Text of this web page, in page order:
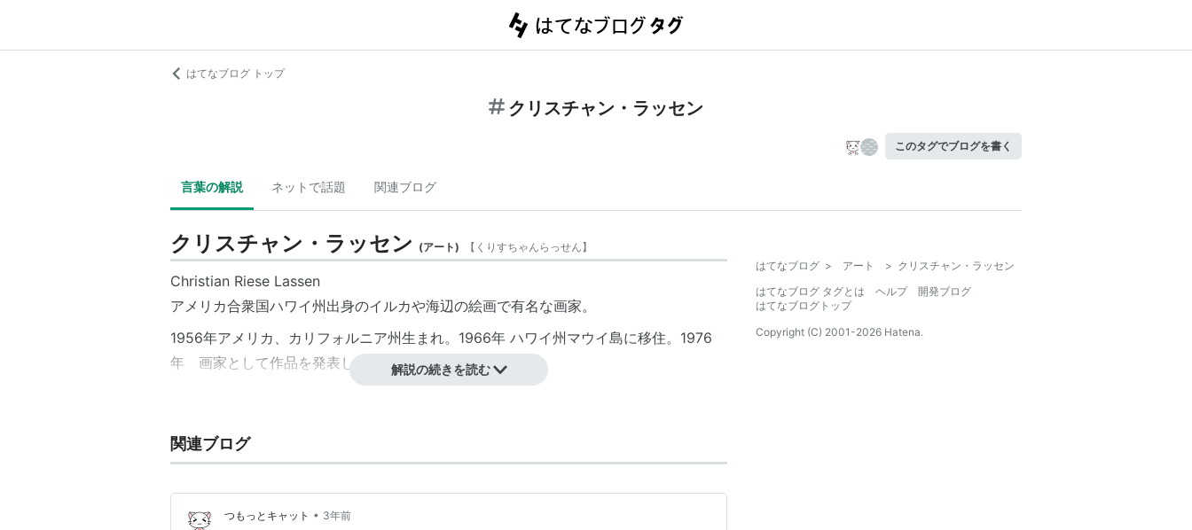
はてなブログ トップ
クリスチャン・ラッセン
このタグでブログを書く
言葉の解説 ネットで話題 関連ブログ
クリスチャン・ラッセン (アート) 【 くりすちゃんらっせん】
Christian Riese Lassen
アメリカ合衆国ハワイ州 出身のイルカや海辺の絵画で有名な画家。
1956年アメリカ、カリフォルニア州生まれ。1966年 ハワイ州マウイ島に移住。1976
年 画家として作品を発表し始める。解説の続きを読む
関連ブログ
つもっとキャット • 3年前
はてなブログ > アート > クリスチャン・ラッセン
はてなブログ タグとは
ヘルプ
開発ブログ
はてなブログトップ
Copyright (C) 2001-2026 Hatena.